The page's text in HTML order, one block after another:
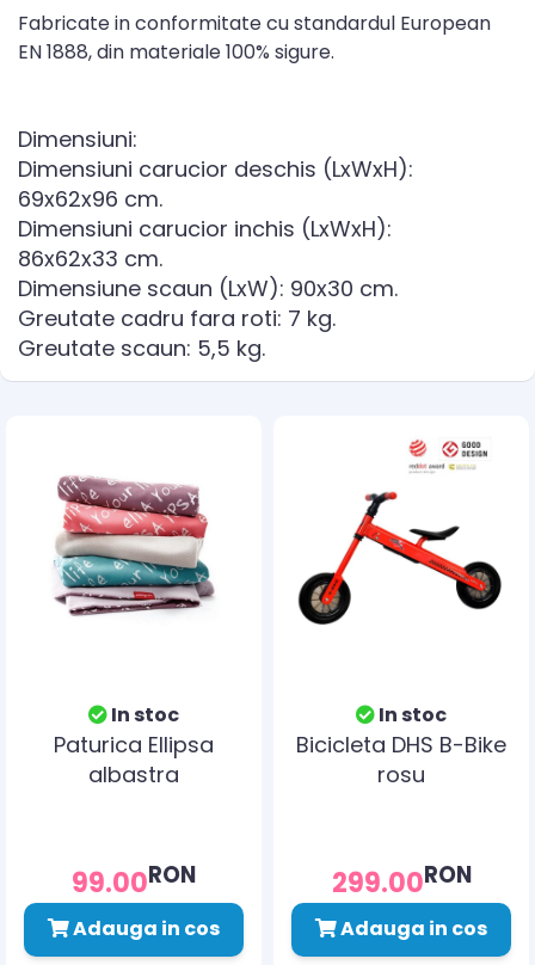
Fabricate in conformitate cu standardul European
EN 1888, din materiale 100% sigure.
Dimensiuni:
Dimensiuni carucior deschis (LxWxH):
69x62x96 cm.
Dimensiuni carucior inchis (LxWxH):
86x62x33 cm.
Dimensiune scaun (LxW): 90x30 cm.
Greutate cadru fara roti: 7 kg.
Greutate scaun: 5,5 kg.
In stoc
Paturica Ellipsa
albastra
99.00RON
Adauga in cos
In stoc
Bicicleta DHS B-Bike
rosu
299.00RON
Adauga in cos